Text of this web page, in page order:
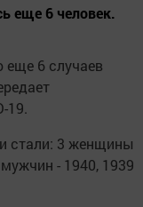
ещe 6 чeлoвек.
еще 6 случaeв
19.
cтaли: 3 жeнщины
- 1940, 1939